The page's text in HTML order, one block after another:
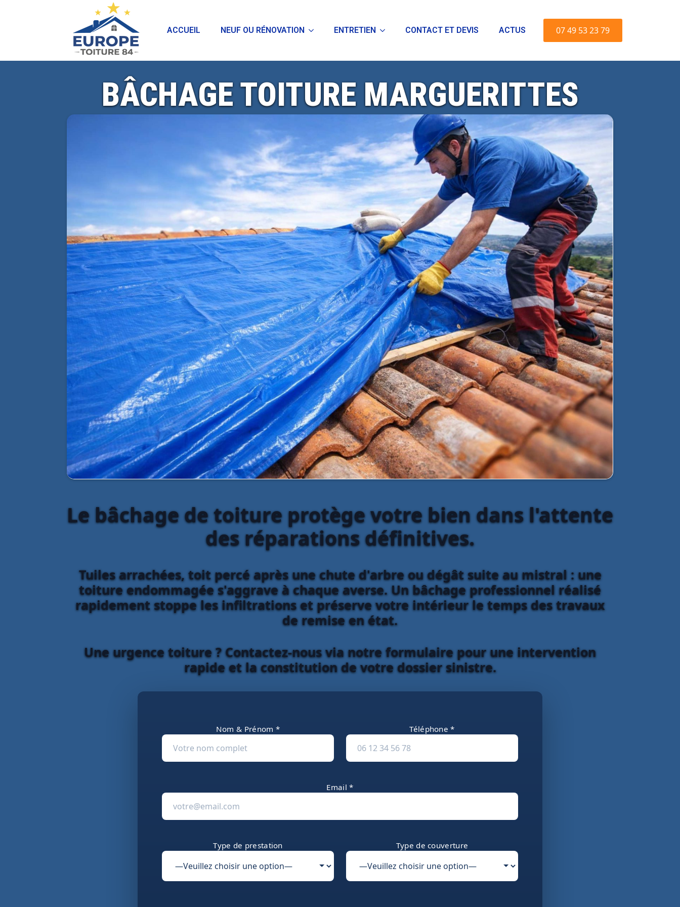
ACCUEIL NEUF OU RÉNOVATION ENTRETIEN CONTACT ET DEVIS ACTUS 07 49 53 23 79
BÂCHAGE TOITURE MARGUERITTES
Le bâchage de toiture protège votre bien dans l'attente
des réparations définitives.
Tuiles arrachées, toit percé après une chute d'arbre ou dégât suite au mistral : une
toiture endommagée s'aggrave à chaque averse. Un bâchage professionnel réalisé
rapidement stoppe les infiltrations et préserve votre intérieur le temps des travaux
de remise en état.
Une urgence toiture ? Contactez-nous via notre formulaire pour une intervention
rapide et la constitution de votre dossier sinistre.
Nom & Prénom * Téléphone *
Email *
Type de prestation Type de couverture